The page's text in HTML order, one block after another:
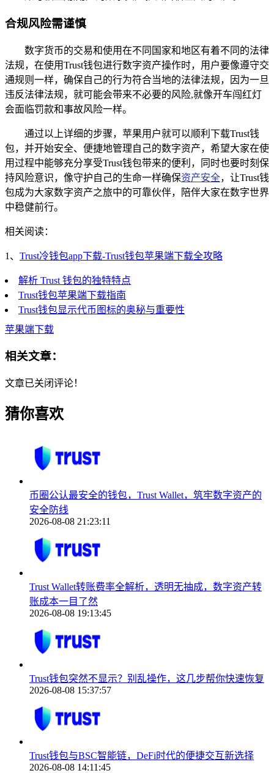
合规风险需谨慎
数字货币的交易和使用在不同国家和地区有着不同的法律
法规，在使用Trust钱包进行数字资产操作时，用户要像遵守交
通规则一样，确保自己的行为符合当地的法律法规，因为一旦
违反法律法规，就可能会带来不必要的风险,就像开车闯红灯
会面临罚款和事故风险一样。
通过以上详细的步骤，苹果用户就可以顺利下载Trust钱
包，并开始安全、便捷地管理自己的数字资产，希望大家在使
用过程中能够充分享受Trust钱包带来的便利，同时也要时刻保
持风险意识，像守护自己的生命一样确保资产安全，让Trust钱
包成为大家数字资产之旅中的可靠伙伴，陪伴大家在数字世界
中稳健前行。
相关阅读：
1、 Trust冷钱包app下载-Trust钱包苹果端下载全攻略
解析 Trust 钱包的独特特点
Trust钱包苹果端下载指南
Trust钱包显示代币图标的奥秘与重要性
苹果端下载
相关文章：
文章已关闭评论！
猜你喜欢
币圈公认最安全的钱包，Trust Wallet，筑牢数字资产的
安全防线
2026-08-08 21:23:11
Trust Wallet转账费率全解析，透明无抽成，数字资产转
账成本一目了然
2026-08-08 19:13:45
Trust钱包突然不显示？别乱操作，这几步帮你快速恢复
2026-08-08 15:37:57
Trust钱包与BSC智能链，DeFi时代的便捷交互新选择
2026-08-08 14:11:45